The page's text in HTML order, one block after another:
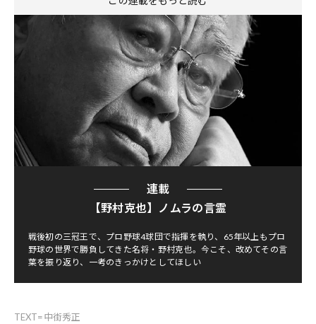
連載
【野村克也】ノムラの言霊
戦後初の三冠王で、プロ野球4球団で指揮を執り、65年以上もプロ
野球の世界で勝負してきた名将・野村克也。今こそ、改めてその言
葉を振り返り、一考のきっかけとしてほしい
TEXT=中街秀正